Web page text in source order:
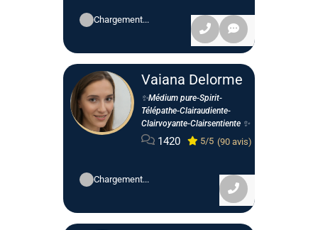
Chargement...
Vaiana Delorme
✨Médium pure-Spirit-
Télépathe-Clairaudiente-
Clairvoyante-Clairsentiente ✨
1420 5/5 (90 avis)
Chargement...